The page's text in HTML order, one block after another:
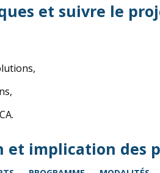
et suivre le
et implication des